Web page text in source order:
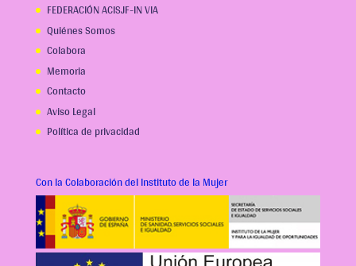
FEDERACIÓN ACISJF-IN VIA
Quiénes Somos
Colabora
Memoria
Contacto
Aviso Legal
Política de privacidad
Con la Colaboración del Instituto de la Mujer